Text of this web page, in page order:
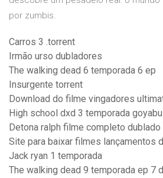
por zumbis.
Carros 3 .torrent
Irmão urso dubladores
The walking dead 6 temporada 6 ep
Insurgente torrent
Download do filme vingadores
High school dxd 3 temporada goyabu
Detona ralph filme completo
Site para baixar filmes lançamentos
Jack ryan 1 temporada
The walking dead 9 temporada ep 7